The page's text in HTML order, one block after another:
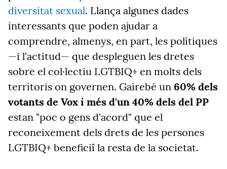
diversitat sexual. Llança algunes dades
interessants que poden ajudar a
comprendre, almenys, en part, les polítiques
—i l'actitud— que despleguen les dretes
sobre el col·lectiu LGTBIQ+ en molts dels
territoris on governen. Gairebé un 60% dels
votants de Vox i més d'un 40% dels del PP
estan "poc o gens d'acord" que el
reconeixement dels drets de les persones
LGTBIQ+ beneficiï la resta de la societat.